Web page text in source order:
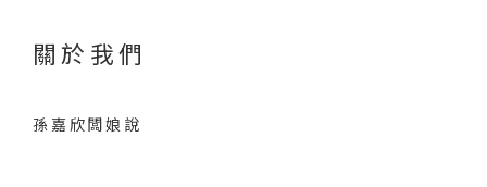
關於我們
孫嘉欣闆娘說